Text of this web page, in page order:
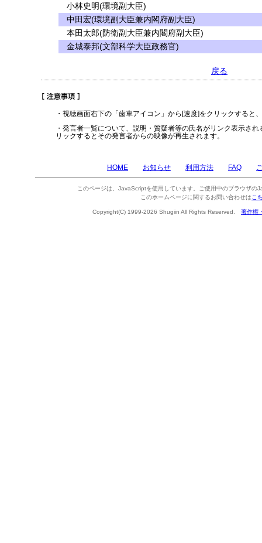
小林史明(環境副大臣)
中田宏(環境副大臣兼内閣府副大臣)
本田太郎(防衛副大臣兼内閣府副大臣)
金城泰邦(文部科学大臣政務官)
戻る
・視聴画面右下の「歯車アイコン」から[速度]をクリックすると
・発言者一覧について、説明・質疑者等の氏名がリンク表示さ
リックするとその発言者からの映像が再生されます。
HOME お知らせ 利用方法 FAQ
このページは、JavaScriptを使用しています。ご使用中のブラウザの
このホームページに関するお問い合わせは こ
Copyright(C) 1999-2026 Shugiin All Rights Reserved. 著作権